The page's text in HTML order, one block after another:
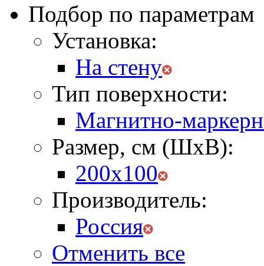
Подбор по параметрам
Установка:
На стену
Тип поверхности:
Магнитно-
Размер, см (ШхВ):
200х100
Производитель:
Россия
Отменить все